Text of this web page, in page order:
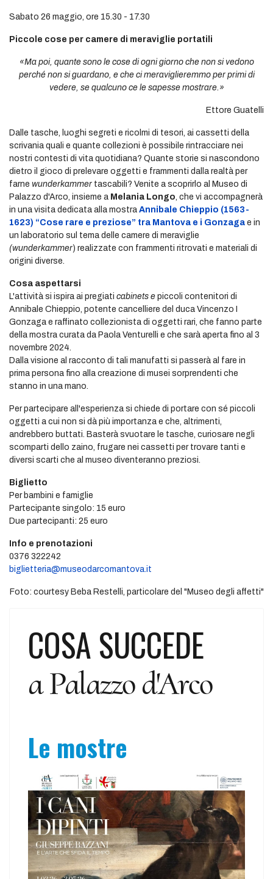
Sabato 26 maggio, ore 15.30 - 17.30
Piccole cose per camere di meraviglie portatili
«Ma poi, quante sono le cose di ogni giorno che non si vedono
perché non si guardano, e che ci meraviglieremmo per primi di
vedere, se qualcuno ce le sapesse mostrare.»
Ettore Guatelli
Dalle tasche, luoghi segreti e ricolmi di tesori, ai cassetti della
scrivania quali e quante collezioni è possibile rintracciare nei
nostri contesti di vita quotidiana? Quante storie si nascondono
dietro il gioco di prelevare oggetti e frammenti dalla realtà per
farne wunderkammer tascabili? Venite a scoprirlo al Museo di
Palazzo d'Arco, insieme a Melania Longo, che vi accompagnerà
in una visita dedicata alla mostra Annibale Chieppio (1563-
1623) “Cose rare e preziose” tra Mantova e i Gonzaga e in
un laboratorio sul tema delle camere di meraviglie
(wunderkammer) realizzate con frammenti ritrovati e materiali di
origini diverse.
Cosa aspettarsi
L'attività si ispira ai pregiati cabinets e piccoli contenitori di
Annibale Chieppio, potente cancelliere del duca Vincenzo I
Gonzaga e raffinato collezionista di oggetti rari, che fanno parte
della mostra curata da Paola Venturelli e che sarà aperta fino al 3
novembre 2024.
Dalla visione al racconto di tali manufatti si passerà al fare in
prima persona fino alla creazione di musei sorprendenti che
stanno in una mano.
Per partecipare all'esperienza si chiede di portare con sé piccoli
oggetti a cui non si dà più importanza e che, altrimenti,
andrebbero buttati. Basterà svuotare le tasche, curiosare negli
scomparti dello zaino, frugare nei cassetti per trovare tanti e
diversi scarti che al museo diventeranno preziosi.
Biglietto
Per bambini e famiglie
Partecipante singolo: 15 euro
Due partecipanti: 25 euro
Info e prenotazioni
0376 322242
biglietteria@museodarcomantova.it
Foto: courtesy Beba Restelli, particolare del "Museo degli affetti"
COSA SUCCEDE
a Palazzo d'Arco
Le mostre